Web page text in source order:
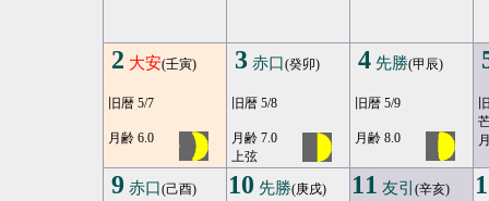
2 大安(壬寅)
旧暦 5/7
月齢 6.0
3 赤口(癸卯)
旧暦 5/8
月齢 7.0
上弦
4 先勝(甲辰)
旧暦 5/9
月齢 8.0
9 赤口(己酉) 10 先勝(庚戌) 11 友引 (辛亥)